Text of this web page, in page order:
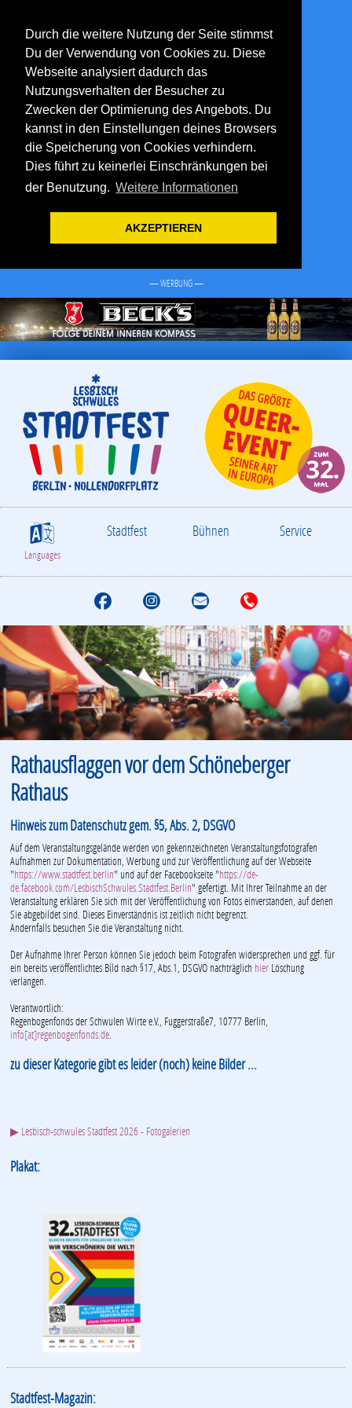
Durch die weitere Nutzung der Seite stimmst
Du der Verwendung von Cookies zu. Diese
Webseite analysiert dadurch das
Nutzungsverhalten der Besucher zu
Zwecken der Optimierung des Angebots. Du
kannst in den Einstellungen deines Browsers
die Speicherung von Cookies verhindern.
Dies führt zu keinerlei Einschränkungen bei
der Benutzung. Weitere Informationen
AKZEPTIEREN
— WERBUNG —
S
Languages
Stadtfest Bühnen Service
F I M T
Rathausflaggen vor dem Schöneberger
Rathaus
Hinweis zum Datenschutz gem. §5, Abs. 2, DSGVO
Auf dem Veranstaltungsgelände werden von gekennzeichneten Veranstaltungsfotografen
Aufnahmen zur Dokumentation, Werbung und zur Veröffentlichung auf der Webseite
"https://www.stadtfest.berlin" und auf der Facebookseite "https://de-
de.facebook.com/LesbischSchwules.Stadtfest.Berlin" gefertigt. Mit Ihrer Teilnahme an der
Veranstaltung erklären Sie sich mit der Veröffentlichung von Fotos einverstanden, auf denen
Sie abgebildet sind. Dieses Einverständnis ist zeitlich nicht begrenzt.
Andernfalls besuchen Sie die Veranstaltung nicht.
Der Aufnahme Ihrer Person können Sie jedoch beim Fotografen widersprechen und ggf. für
ein bereits veröffentlichtes Bild nach §17, Abs.1, DSGVO nachträglich hier Löschung
verlangen.
Verantwortlich:
Regenbogenfonds der Schwulen Wirte e.V., Fuggerstraße7, 10777 Berlin,
info[at]regenbogenfonds.de.
zu dieser Kategorie gibt es leider (noch) keine Bilder ...
▶ Lesbisch-schwules Stadtfest 2026 - Fotogalerien
Plakat:
Stadtfest-Magazin: